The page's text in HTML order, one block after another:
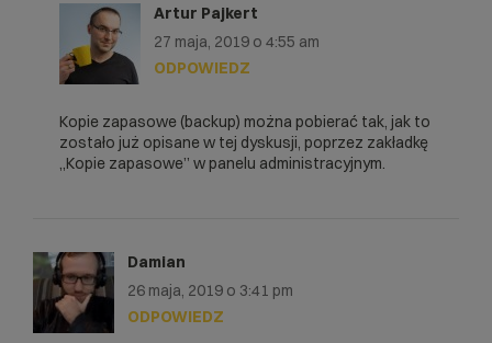
Artur Pajkert
27 maja, 2019 o 4:55 am
Kopie zapasowe (backup) można pobierać tak, jak to
zostało już opisane w tej dyskusji, poprzez zakładkę
„Kopie zapasowe” w panelu administracyjnym.
ODPOWIEDZ
Damian
26 maja, 2019 o 3:41 pm
ODPOWIEDZ